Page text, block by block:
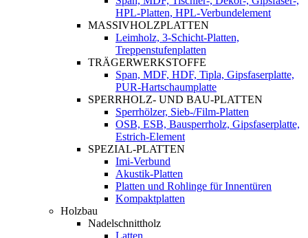
HPL-Platten, HPL-Verbundelement
MASSIVHOLZPLATTEN
Leimholz, 3-Schicht-Platten,
Treppenstufenplatten
TRÄGERWERKSTOFFE
Span, MDF, HDF, Tipla, Gipsfaserplatte,
PUR-Hartschaumplatte
SPERRHOLZ- UND BAU-PLATTEN
Sperrhölzer, Sieb-/Film-Platten
OSB, ESB, Bausperrholz, Gipsfaserplatte,
Estrich-Element
SPEZIAL-PLATTEN
Imi-Verbund
Akustik-Platten
Platten und Rohlinge für Innentüren
Kompaktplatten
Holzbau
Nadelschnittholz
Latten